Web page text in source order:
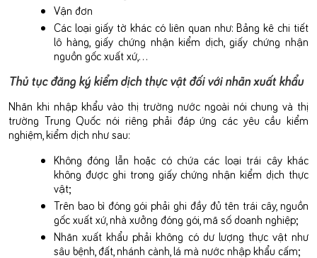
Vận đơn
Các loại giấy tờ khác có liên quan như: Bảng kê chi tiết
lô hàng, giấy chứng nhận kiểm dịch, giấy chứng nhận
nguồn gốc xuất xứ,…
Thủ tục đăng ký kiểm dịch thực vật đối với nhãn xuất khẩu
Nhãn khi nhập khẩu vào thị trường nước ngoài nói chung và thị
trường Trung Quốc nói riêng phải đáp ứng các yêu cầu kiểm
nghiệm, kiểm dịch như sau:
Không đóng lẫn hoặc có chứa các loại trái cây khác
không được ghi trong giấy chứng nhận kiểm dịch thực
vật;
Trên bao bì đóng gói phải ghi đầy đủ tên trái cây, nguồn
gốc xuất xứ, nhà xưởng đóng gói, mã số doanh nghiệp;
Nhãn xuất khẩu phải không có dư lượng thực vật như
sâu bệnh, đất, nhánh cành, lá mà nước nhập khẩu cấm;